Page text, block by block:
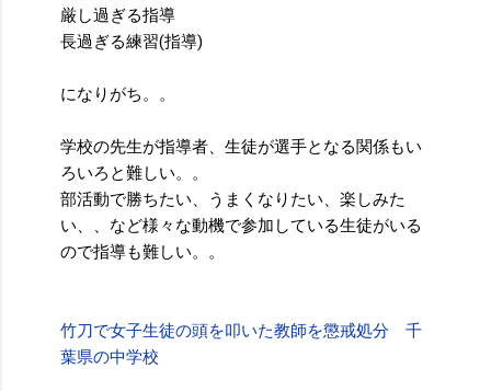
厳し過ぎる指導
長過ぎる練習(指導)
になりがち。。
学校の先生が指導者、生徒が選手となる関係もい
ろいろと難しい。。
部活動で勝ちたい、うまくなりたい、楽しみた
い、、など様々な動機で参加している生徒がいる
ので指導も難しい。。
竹刀で女子生徒の頭を叩いた教師を懲戒処分 千
葉県の中学校